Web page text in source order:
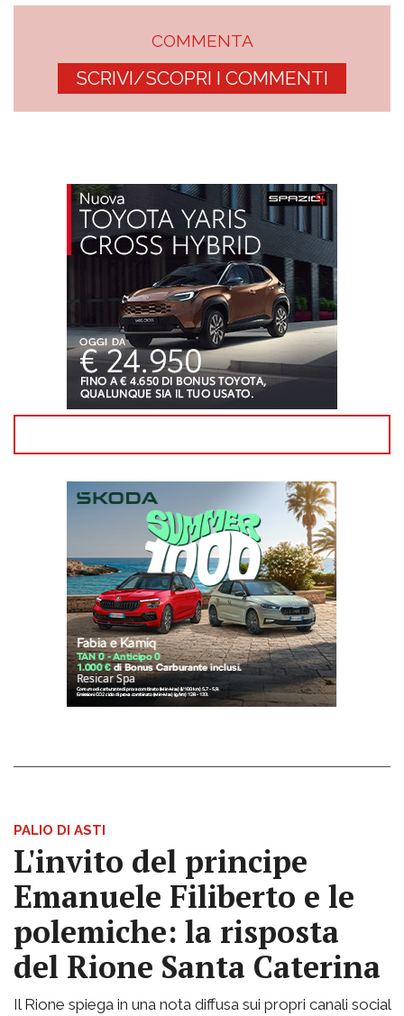
COMMENTA
SCRIVI/SCOPRI I COMMENTI
PALIO DI ASTI
L'invito del principe
Emanuele Filiberto e le
polemiche: la risposta
del Rione Santa Caterina
Il Rione spiega in una nota diffusa sui propri canali social